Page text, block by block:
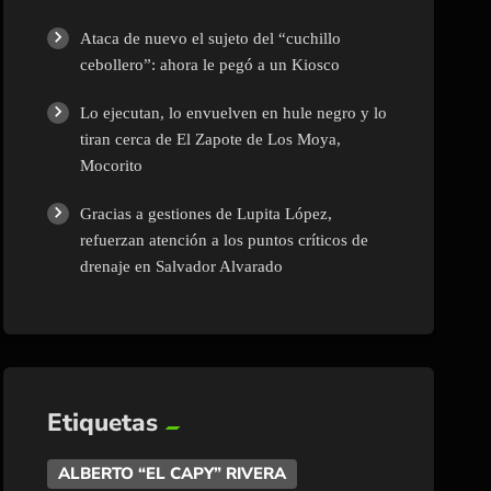
Ataca de nuevo el sujeto del “cuchillo
cebollero”: ahora le pegó a un Kiosco
Lo ejecutan, lo envuelven en hule negro y lo
tiran cerca de El Zapote de Los Moya,
Mocorito
Gracias a gestiones de Lupita López,
refuerzan atención a los puntos críticos de
drenaje en Salvador Alvarado
Etiquetas
ALBERTO “EL CAPY” RIVERA